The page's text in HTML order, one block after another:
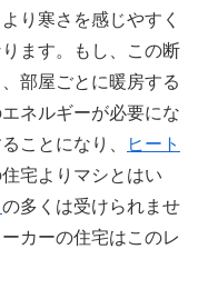
り寒さを感じやすく
ます。もし、この断
部屋ごとに暖房する
ネルギーが必要にな
ことになり、
ヒート
宅よりマシとはい
の多くは受けられませ
カーの住宅はこのレ